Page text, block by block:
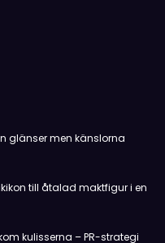
glänser men känslorna
till åtalad maktfigur i en
kulisserna – PR-strategi